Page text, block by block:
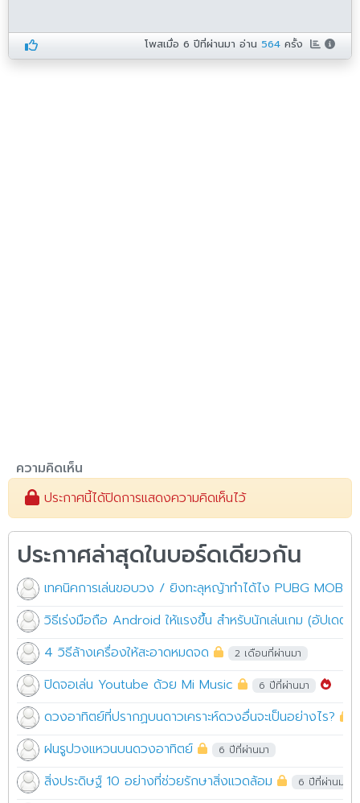
โพสเมื่อ6 ปีที่ผ่านมา อ่าน 564 ครั้ง
ความคิดเห็น
ประกาศนี้ได้ปิดการแสดงความคิดเห็นไว้
ประกาศล่าสุดในบอร์ดเดียวกัน
เทคนิคการเล่นขอบวง / ยิงทะลุหญ้าทำได้ไง PUBG MOBILE
วิธีเร่งมือถือ Android ให้แรงขึ้น สำหรับนักเล่นเกม (อัปเดต
4 วิธีล้างเครื่องให้สะอาดหมดจด
2 เดือนที่ผ่านมา
ปิดจอเล่น Youtube ด้วย Mi Music 6 ปีที่ผ่านมา
ดวงอาทิตย์ที่ปรากฏบนดาวเคราะห์ดวงอื่นจะเป็นอย่างไร?
ฝนรูปวงแหวนบนดวงอาทิตย์
6 ปีที่ผ่านมา
สิ่งประดิษฐ์ 10 อย่างที่ช่วยรักษาสิ่งแวดล้อม 6 ปีที่ผ่านมา